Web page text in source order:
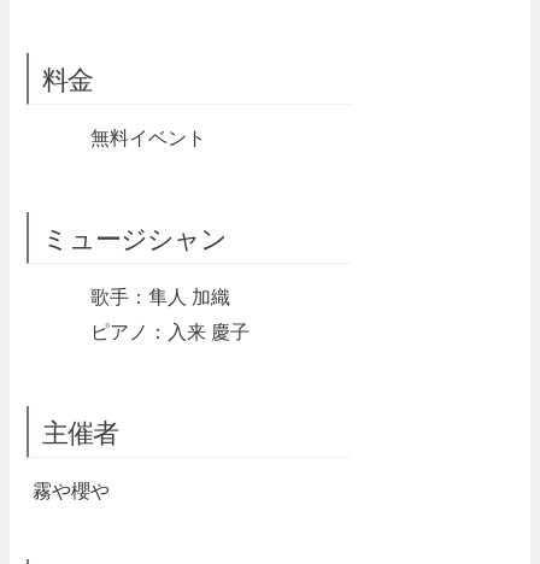
料金
無料イベント
ミュージシャン
歌手：隼人 加織
ピアノ：入来 慶子
主催者
霧や櫻や